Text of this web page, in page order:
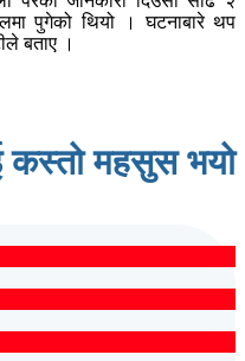
पुगेको थियो । घटनाबारे थप
बताए ।
कस्तो महसुस भयो